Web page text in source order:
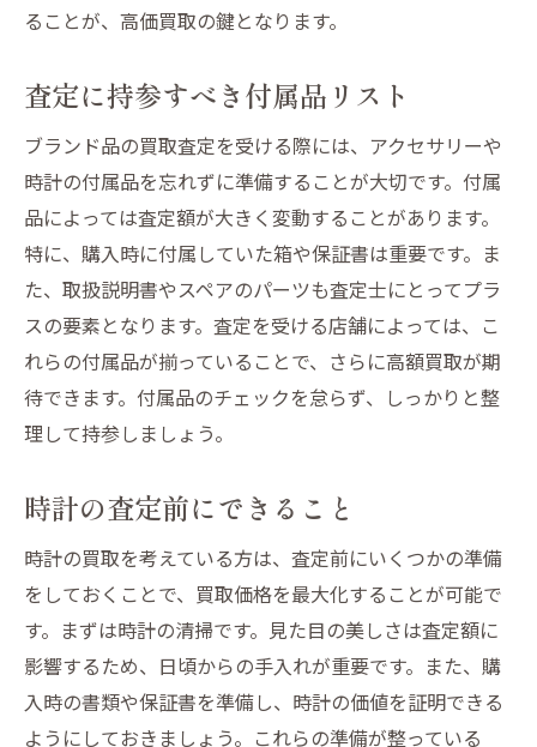
ることが、高価買取の鍵となります。
査定に持参すべき付属品リスト
ブランド品の買取査定を受ける際には、アクセサリーや
時計の付属品を忘れずに準備することが大切です。付属
品によっては査定額が大きく変動することがあります。
特に、購入時に付属していた箱や保証書は重要です。ま
た、取扱説明書やスペアのパーツも査定士にとってプラ
スの要素となります。査定を受ける店舗によっては、こ
れらの付属品が揃っていることで、さらに高額買取が期
待できます。付属品のチェックを怠らず、しっかりと整
理して持参しましょう。
時計の査定前にできること
時計の買取を考えている方は、査定前にいくつかの準備
をしておくことで、買取価格を最大化することが可能で
す。まずは時計の清掃です。見た目の美しさは査定額に
影響するため、日頃からの手入れが重要です。また、購
入時の書類や保証書を準備し、時計の価値を証明できる
ようにしておきましょう。これらの準備が整っている